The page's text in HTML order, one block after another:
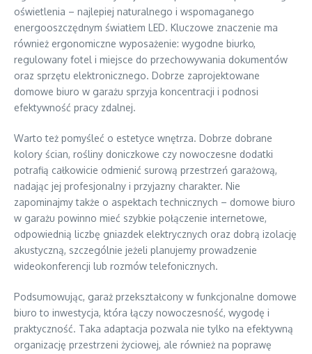
oświetlenia – najlepiej naturalnego i wspomaganego
energooszczędnym światłem LED. Kluczowe znaczenie ma
również ergonomiczne wyposażenie: wygodne biurko,
regulowany fotel i miejsce do przechowywania dokumentów
oraz sprzętu elektronicznego. Dobrze zaprojektowane
domowe biuro w garażu sprzyja koncentracji i podnosi
efektywność pracy zdalnej.
Warto też pomyśleć o estetyce wnętrza. Dobrze dobrane
kolory ścian, rośliny doniczkowe czy nowoczesne dodatki
potrafią całkowicie odmienić surową przestrzeń garażową,
nadając jej profesjonalny i przyjazny charakter. Nie
zapominajmy także o aspektach technicznych – domowe biuro
w garażu powinno mieć szybkie połączenie internetowe,
odpowiednią liczbę gniazdek elektrycznych oraz dobrą izolację
akustyczną, szczególnie jeżeli planujemy prowadzenie
wideokonferencji lub rozmów telefonicznych.
Podsumowując, garaż przekształcony w funkcjonalne domowe
biuro to inwestycja, która łączy nowoczesność, wygodę i
praktyczność. Taka adaptacja pozwala nie tylko na efektywną
organizację przestrzeni życiowej, ale również na poprawę